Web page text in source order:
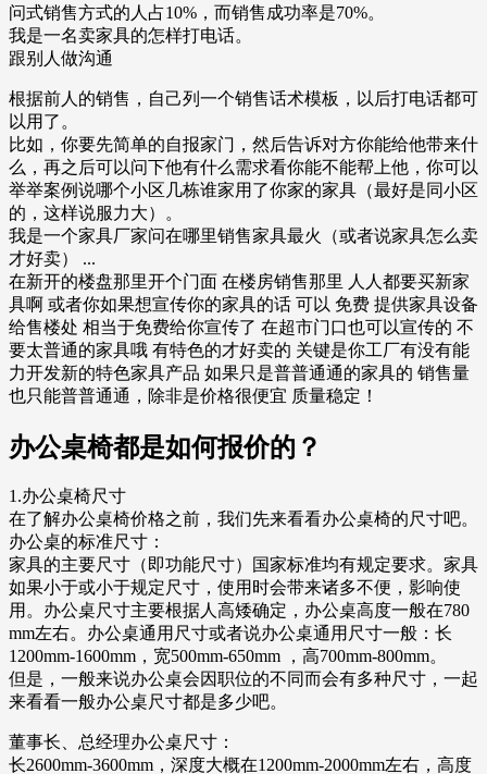
问式销售方式的人占10%，而销售成功率是70%。
我是一名卖家具的怎样打电话。
跟别人做沟通
根据前人的销售，自己列一个销售话术模板，以后打电话都可
以用了。
比如，你要先简单的自报家门，然后告诉对方你能给他带来什
么，再之后可以问下他有什么需求看你能不能帮上他，你可以
举举案例说哪个小区几栋谁家用了你家的家具（最好是同小区
的，这样说服力大）。
我是一个家具厂家问在哪里销售家具最火（或者说家具怎么卖
才好卖） ...
在新开的楼盘那里开个门面 在楼房销售那里 人人都要买新家
具啊 或者你如果想宣传你的家具的话 可以 免费 提供家具设备
给售楼处 相当于免费给你宣传了 在超市门口也可以宣传的 不
要太普通的家具哦 有特色的才好卖的 关键是你工厂有没有能
力开发新的特色家具产品 如果只是普普通通的家具的 销售量
也只能普普通通，除非是价格很便宜 质量稳定！
办公桌椅都是如何报价的？
1.办公桌椅尺寸
在了解办公桌椅价格之前，我们先来看看办公桌椅的尺寸吧。
办公桌的标准尺寸：
家具的主要尺寸（即功能尺寸）国家标准均有规定要求。家具
如果小于或小于规定尺寸，使用时会带来诸多不便，影响使
用。办公桌尺寸主要根据人高矮确定，办公桌高度一般在780
mm左右。办公桌通用尺寸或者说办公桌通用尺寸一般：长
1200mm-1600mm，宽500mm-650mm ，高700mm-800mm。
但是，一般来说办公桌会因职位的不同而会有多种尺寸，一起
来看看一般办公桌尺寸都是多少吧。
董事长、总经理办公桌尺寸：
长2600mm-3600mm，深度大概在1200mm-2000mm左右，高度